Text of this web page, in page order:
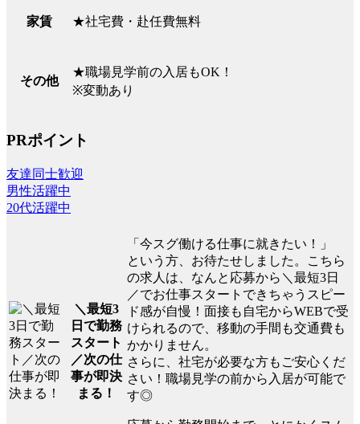
家賃 ★社宅費・赴任費無料
その他
★職場見学前の入居もOK！
※変動あり
PRポイント
友達同士歓迎
男性活躍中
20代活躍中
＼最短3
日で勤務
スタート
／次の仕
事が即決
まる！
「今スグ働ける仕事に就きたい！」
という方、お待たせしました。こちら
の求人は、なんと応募から＼最短3日
／でお仕事スタートできちゃうスピー
ド感が自慢！面接も自宅からWEBで受
けられるので、移動の手間も交通費も
かかりません。
さらに、社宅が必要な方もご安心くだ
さい！職場見学の前から入居が可能で
す◎